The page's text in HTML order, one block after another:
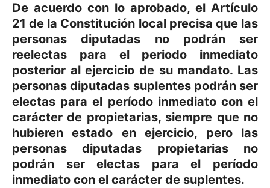
De acuerdo con lo aprobado, el Artículo
21 de la Constitución local precisa que las
personas diputadas no podrán ser
reelectas para el periodo inmediato
posterior al ejercicio de su mandato. Las
personas diputadas suplentes podrán ser
electas para el período inmediato con el
carácter de propietarias, siempre que no
hubieren estado en ejercicio, pero las
personas diputadas propietarias no
podrán ser electas para el período
inmediato con el carácter de suplentes.